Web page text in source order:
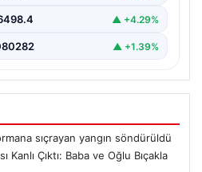
▲ +4.29%
▲ +1.39%
sıçrayan yangın söndürüldü
Kanlı Çıktı: Baba ve Oğlu Bıçakla